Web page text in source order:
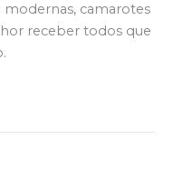
camarotes
receber todos que